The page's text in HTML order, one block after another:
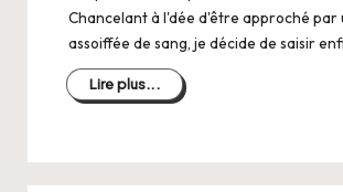
Chancelant à l'dée d'être approché par
assoiffée de sang, je décide de saisir
Lire plus...